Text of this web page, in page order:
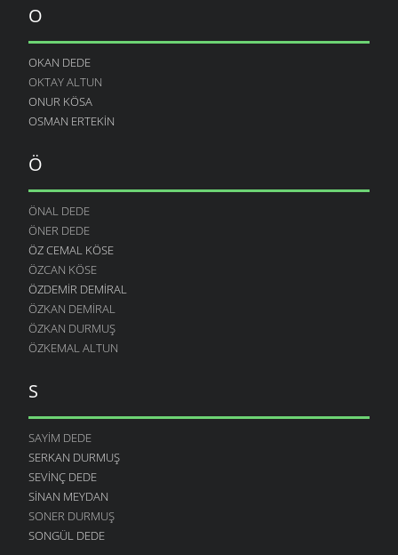
O
OKAN DEDE
OKTAY ALTUN
ONUR KÖSA
OSMAN ERTEKIN
Ö
ÖNAL DEDE
ÖNER DEDE
ÖZ CEMAL KÖSE
ÖZCAN KÖSE
ÖZDEMIR DEMIRAL
ÖZKAN DEMIRAL
ÖZKAN DURMUŞ
ÖZKEMAL ALTUN
S
SAYIM DEDE
SERKAN DURMUŞ
SEVINÇ DEDE
SINAN MEYDAN
SONER DURMUŞ
SONGÜL DEDE